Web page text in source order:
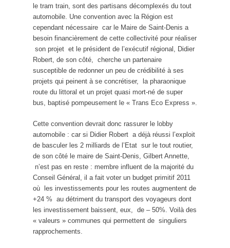
le tram train, sont des partisans décomplexés du tout
automobile. Une convention avec la Région est
cependant nécessaire car le Maire de Saint-Denis a
besoin financièrement de cette collectivité pour réaliser
son projet et le président de l’exécutif régional, Didier
Robert, de son côté, cherche un partenaire
susceptible de redonner un peu de crédibilité à ses
projets qui peinent à se concrétiser, la pharaonique
route du littoral et un projet quasi mort-né de super
bus, baptisé pompeusement le « Trans Eco Express ».
Cette convention devrait donc rassurer le lobby
automobile : car si Didier Robert a déjà réussi l’exploit
de basculer les 2 milliards de l’Etat sur le tout routier,
de son côté le maire de Saint-Denis, Gilbert Annette,
n’est pas en reste : membre influent de la majorité du
Conseil Général, il a fait voter un budget primitif 2011
où les investissements pour les routes augmentent de
+24 % au détriment du transport des voyageurs dont
les investissement baissent, eux, de – 50%. Voilà des
« valeurs » communes qui permettent de singuliers
rapprochements.